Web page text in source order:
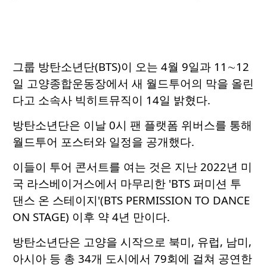
그룹 방탄소년단(BTS)이 오는 4월 9일과 11∼12
일 고양종합운동장에서 새 월드투어의 막을 올린
다고 소속사 빅히트뮤직이 14일 밝혔다.
방탄소년단은 이날 0시 팬 플랫폼 위버스를 통해
월드투어 포스터와 일정을 공개했다.
이들이 투어 콘서트를 여는 것은 지난 2022년 미
국 라스베이거스에서 마무리한 'BTS 퍼미션 투
댄스 온 스테이지'(BTS PERMISSION TO DANCE
ON STAGE) 이후 약 4년 만이다.
방탄소년단은 고양을 시작으로 북미, 유럽, 남미,
아시아 등 총 34개 도시에서 79회에 걸쳐 공연한